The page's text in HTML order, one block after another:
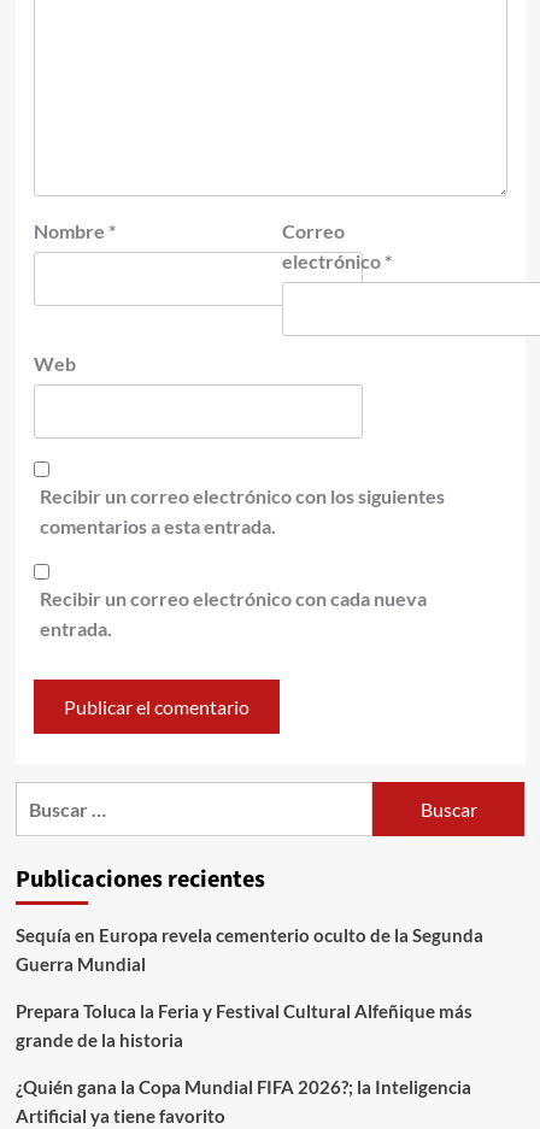
Nombre *
Correo
electrónico *
Web
Recibir un correo electrónico con los siguientes
comentarios a esta entrada.
Recibir un correo electrónico con cada nueva
entrada.
Publicaciones recientes
Sequía en Europa revela cementerio oculto de la Segunda
Guerra Mundial
Prepara Toluca la Feria y Festival Cultural Alfeñique más
grande de la historia
¿Quién gana la Copa Mundial FIFA 2026?; la Inteligencia
Artificial ya tiene favorito